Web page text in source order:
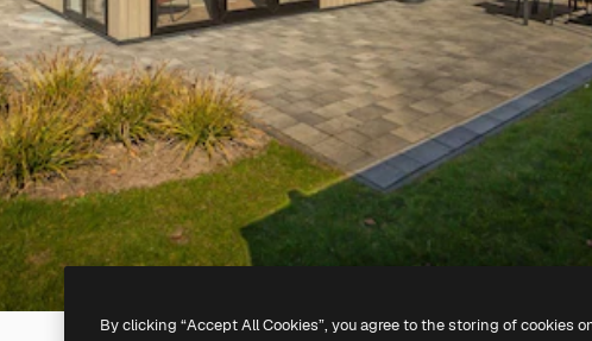
By clicking “Accept All Cookies”, you agree to the storing of cookies